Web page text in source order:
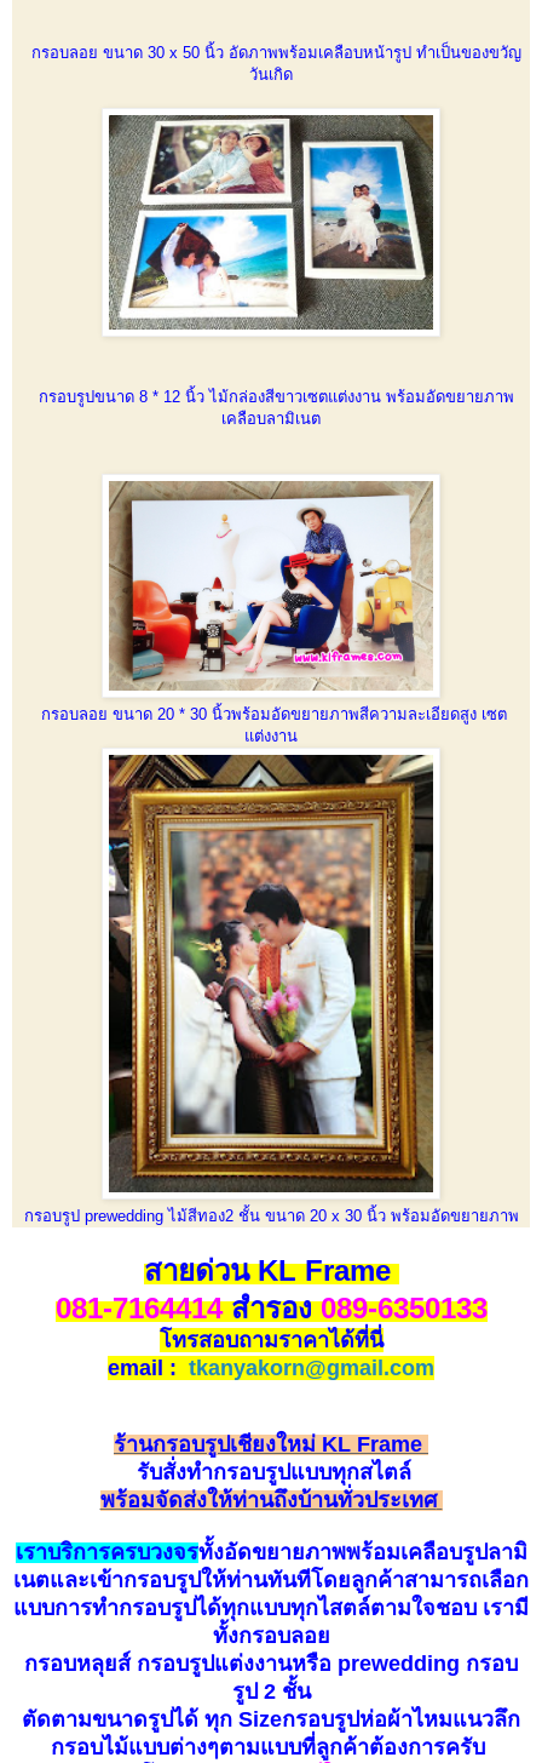
กรอบลอย ขนาด 30 x 50 นิ้ว อัดภาพพร้อมเคลือบหน้ารูป ทำเป็นของขวัญ
วันเกิด
กรอบรูปขนาด 8 * 12 นิ้ว ไม้กล่องสีขาวเซตแต่งงาน พร้อมอัดขยายภาพ
เคลือบลามิเนต
กรอบลอย ขนาด 20 * 30 นิ้วพร้อมอัดขยายภาพสีความละเอียดสูง เซต
แต่งงาน
กรอบรูป prewedding ไม้สีทอง2 ชั้น ขนาด 20 x 30 นิ้ว พร้อมอัดขยายภาพ
สายด่วน KL Frame
081-7164414สำรอง089-6350133
โทรสอบถามราคาได้ที่นี่
email : tkanyakorn@gmail.com
ร้านกรอบรูปเชียงใหม่ KL Frame
รับสั่งทำกรอบรูปแบบทุกสไตล์
พร้อมจัดส่งให้ท่านถึงบ้านทั่วประเทศ
เราบริการครบวงจรทั้งอัดขยายภาพพร้อมเคลือบรูปลามิ
เนตและเข้ากรอบรูปให้ท่านทันทีโดยลูกค้าสามารถเลือก
แบบการทำกรอบรูปได้ทุกแบบทุกไสตล์ตามใจชอบ เรามี
ทั้งกรอบลอย
กรอบหลุยส์ กรอบรูปแต่งงานหรือ prewedding กรอบ
รูป 2 ชั้น
ตัดตามขนาดรูปได้ ทุก Sizeกรอบรูปห่อผ้าไหมแนวลึก
กรอบไม้แบบต่างๆตามแบบที่ลูกค้าต้องการครับ